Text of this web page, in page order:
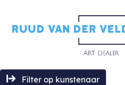
Filter op kunstenaar